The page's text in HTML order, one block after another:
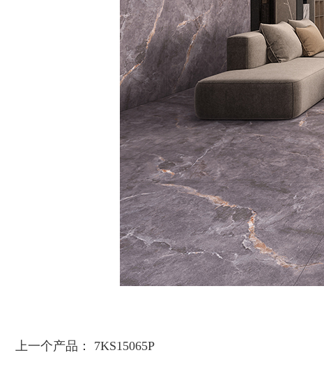
上一个产品： 7KS15065P